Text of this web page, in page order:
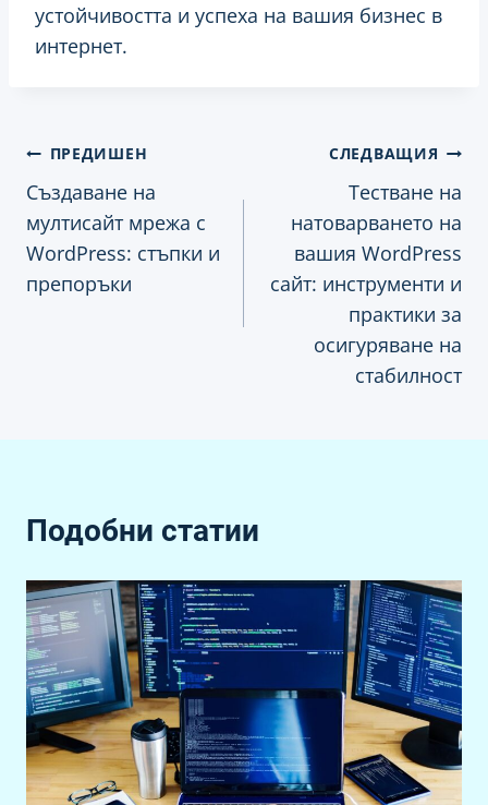
устойчивостта и успеха на вашия бизнес в
интернет.
Навигация
ПРЕДИШЕН
Създаване на
мултисайт мрежа с
WordPress: стъпки и
препоръки
СЛЕДВАЩИЯ
Тестване на
натоварването на
вашия WordPress
сайт: инструменти и
практики за
осигуряване на
стабилност
Подобни статии